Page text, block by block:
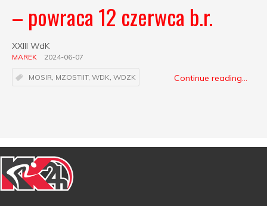
– powraca 12 czerwca b.r.
XXIII WdK
MAREK 2024-06-07
MOSIR, MZOSTIIT, WDK, WDZK Continue reading...